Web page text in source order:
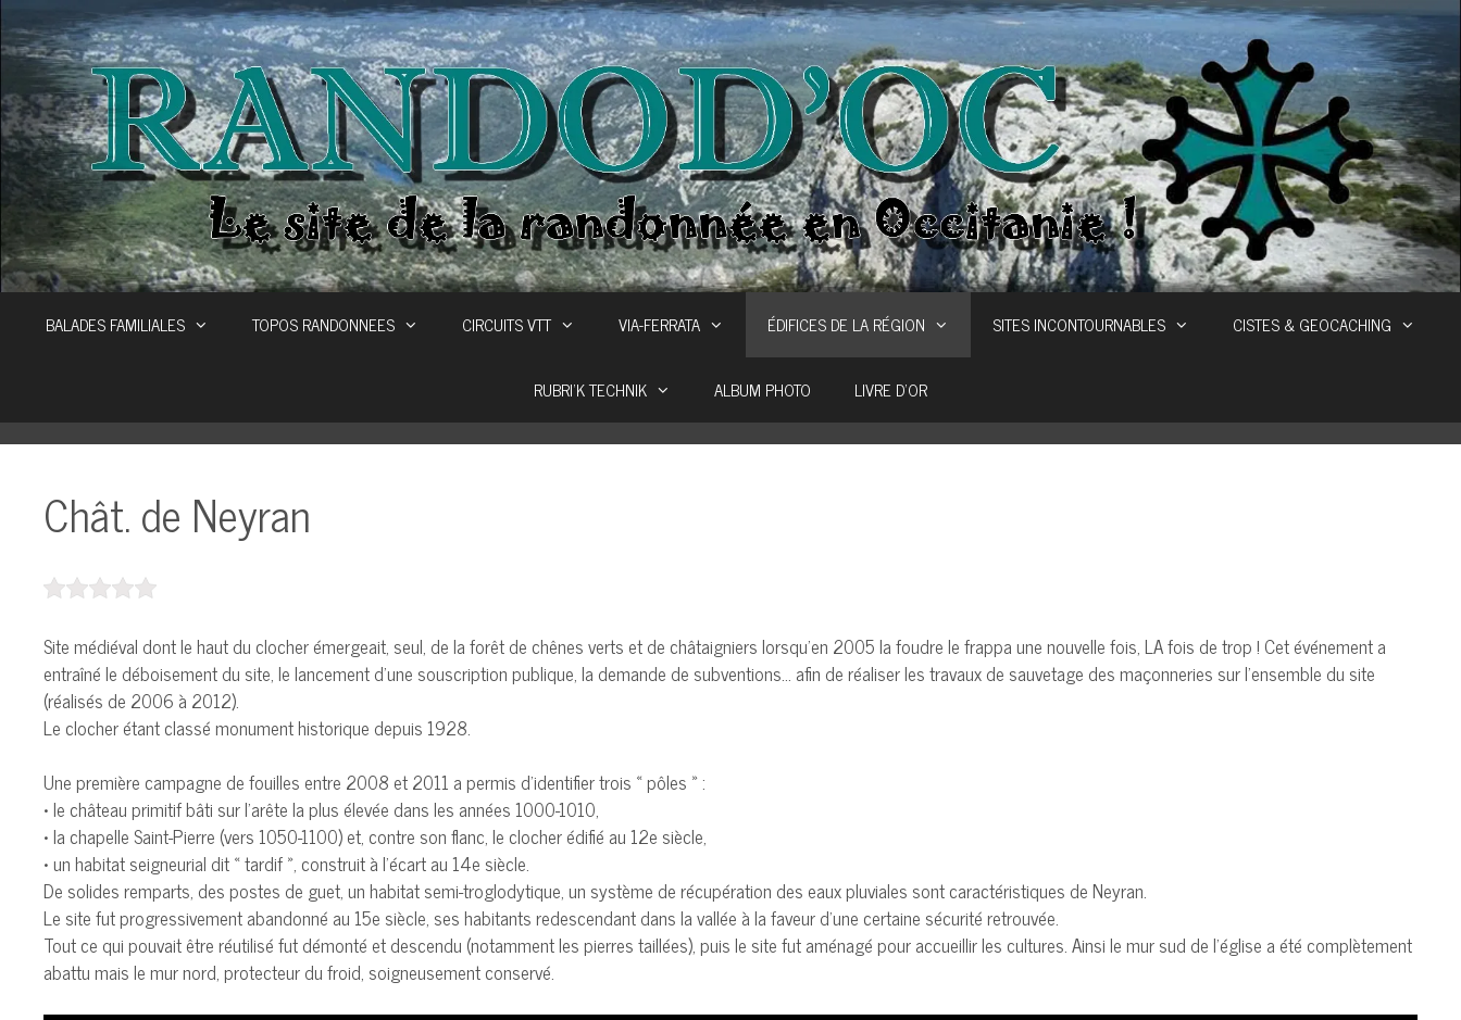
Aller
au
contenu
BALADES FAMILIALES TOPOS RANDONNEES CIRCUITS VTT VIA-FERRATA ÉDIFICES DE LA RÉGION SITES INCONTOURNABLES CISTES & GEOCACHING
RUBRI’K TECHNIK ALBUM PHOTO LIVRE D’OR
Chât. de Neyran
Site médiéval dont le haut du clocher émergeait, seul, de la forêt de chênes verts et de châtaigniers lorsqu’en 2005 la foudre le frappa une nouvelle fois, LA fois de trop ! Cet événement a
entraîné le déboisement du site, le lancement d’une souscription publique, la demande de subventions… afin de réaliser les travaux de sauvetage des maçonneries sur l’ensemble du site
(réalisés de 2006 à 2012).
Le clocher étant classé monument historique depuis 1928.
Une première campagne de fouilles entre 2008 et 2011 a permis d’identifier trois « pôles » :
• le château primitif bâti sur l’arête la plus élevée dans les années 1000-1010,
• la chapelle Saint-Pierre (vers 1050-1100) et, contre son flanc, le clocher édifié au 12e siècle,
• un habitat seigneurial dit « tardif », construit à l’écart au 14e siècle.
De solides remparts, des postes de guet, un habitat semi-troglodytique, un système de récupération des eaux pluviales sont caractéristiques de Neyran.
Le site fut progressivement abandonné au 15e siècle, ses habitants redescendant dans la vallée à la faveur d’une certaine sécurité retrouvée.
Tout ce qui pouvait être réutilisé fut démonté et descendu (notamment les pierres taillées), puis le site fut aménagé pour accueillir les cultures. Ainsi le mur sud de l’église a été complètement
abattu mais le mur nord, protecteur du froid, soigneusement conservé.